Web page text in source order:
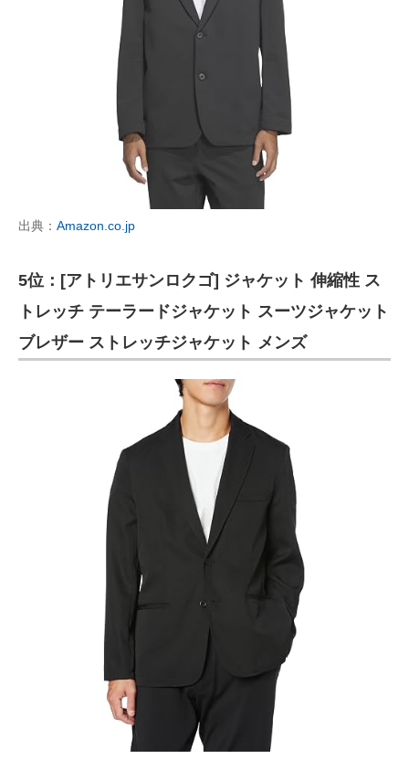
出典： Amazon.co.jp
5位：[アトリエサンロクゴ] ジャケット 伸縮性 ス
トレッチ テーラードジャケット スーツジャケット
ブレザー ストレッチジャケット メンズ